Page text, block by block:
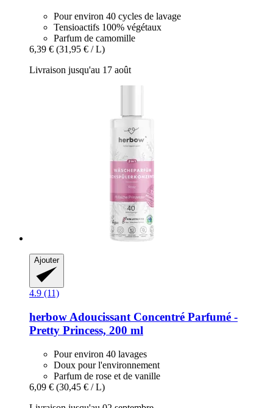
Pour environ 40 cycles de lavage
Tensioactifs 100% végétaux
Parfum de camomille
6,39 € (31,95 € / L)
Livraison jusqu'au 17 août
Ajouter
4.9 (11)
herbow Adoucissant Concentré Parfumé -​
Pretty Princess, 200 ml
Pour environ 40 lavages
Doux pour l'environnement
Parfum de rose et de vanille
6,09 € (30,45 € / L)